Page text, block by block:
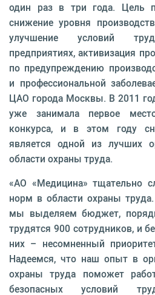
один раз в три года. Цель
снижение уровня
улучшение условий
предприятиях, активизация
по предупреждению
и профессиональной
ЦАО города Москвы. В 2011
уже занимала первое
конкурса, и в этом году
является одной из лучших
области охраны труда.
«АО «Медицина» тщательно
норм в области охраны
мы выделяем бюджет,
трудятся 900 сотрудников, и
них – несомненный
Надеемся, что наш опыт в
охраны труда поможет
безопасных условий